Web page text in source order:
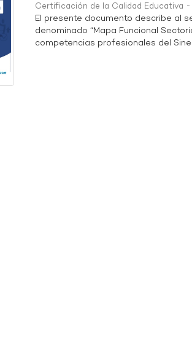
Certificación de la Calidad Educativa -
El presente documento describe al
denominado “Mapa Funcional
competencias profesionales del